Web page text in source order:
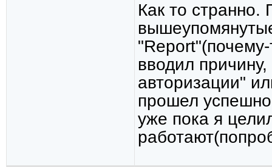
Как то странно.
вводил
авторизации"
прошел
уже пока я